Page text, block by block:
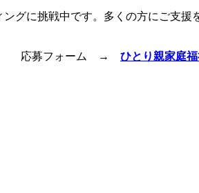
グに挑戦中です。多くの方にご支援
。 応募フォーム → ひとり親家庭